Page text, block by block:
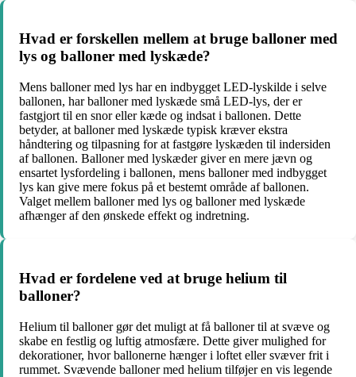
Hvad er forskellen mellem at bruge balloner med
lys og balloner med lyskæde?
Mens balloner med lys har en indbygget LED-lyskilde i selve
ballonen, har balloner med lyskæde små LED-lys, der er
fastgjort til en snor eller kæde og indsat i ballonen. Dette
betyder, at balloner med lyskæde typisk kræver ekstra
håndtering og tilpasning for at fastgøre lyskæden til indersiden
af ballonen. Balloner med lyskæder giver en mere jævn og
ensartet lysfordeling i ballonen, mens balloner med indbygget
lys kan give mere fokus på et bestemt område af ballonen.
Valget mellem balloner med lys og balloner med lyskæde
afhænger af den ønskede effekt og indretning.
Hvad er fordelene ved at bruge helium til
balloner?
Helium til balloner gør det muligt at få balloner til at svæve og
skabe en festlig og luftig atmosfære. Dette giver mulighed for
dekorationer, hvor ballonerne hænger i loftet eller svæver frit i
rummet. Svævende balloner med helium tilføjer en vis legende